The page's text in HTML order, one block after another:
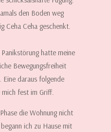
den Boden weg
Ceha Ceha geschenkt.
hatte meine
Bewegungsfreiheit
daraus folgende
fest im Griff.
die Wohnung nicht
ich zu Hause mit